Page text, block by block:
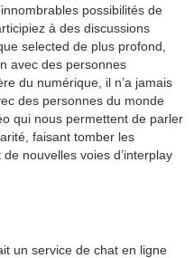
possibilités de
à des discussions
selected de plus profond,
avec des personnes
du numérique, il n’a jamais
des personnes du monde
qui nous permettent de parler
faisant tomber les
nouvelles voies d’interplay
un service de chat en ligne